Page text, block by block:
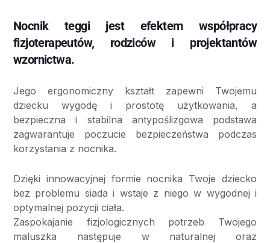
Nocnik teggi jest efektem współpracy
fizjoterapeutów, rodziców i projektantów
wzornictwa.
Jego ergonomiczny kształt zapewni Twojemu
dziecku wygodę i prostotę użytkowania, a
bezpieczna i stabilna antypoślizgowa podstawa
zagwarantuje poczucie bezpieczeństwa podczas
korzystania z nocnika.
Dzięki innowacyjnej formie nocnika Twoje dziecko
bez problemu siada i wstaje z niego w wygodnej i
optymalnej pozycji ciała.
Zaspokajanie fizjologicznych potrzeb Twojego
maluszka następuje w naturalnej oraz